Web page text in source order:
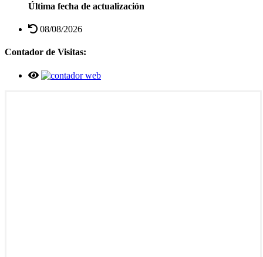
Última fecha de actualización
08/08/2026
Contador de Visitas: